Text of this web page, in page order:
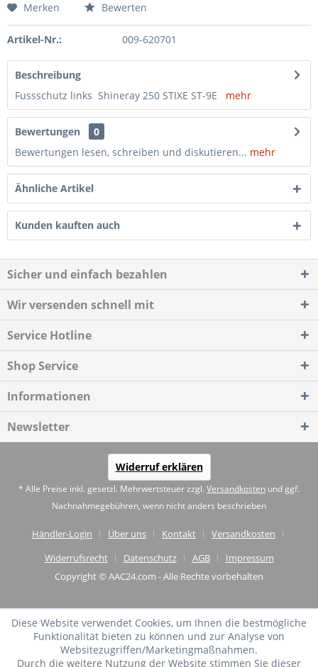
Merken Bewerten
Artikel-Nr.: 009-620701
Beschreibung
Fussschutz links Shineray 250 STIXE ST-9E mehr
Bewertungen
0
Bewertungen lesen, schreiben und diskutieren... mehr
Ähnliche Artikel
Kunden kauften auch
Sicher und einfach bezahlen
Wir versenden schnell mit
Service Hotline
Shop Service
Informationen
Newsletter
Widerruf erklären
* Alle Preise inkl. gesetzl. Mehrwertsteuer zzgl. Versandkosten und ggf.
Nachnahmegebühren, wenn nicht anders beschrieben
Händler-Login Über uns Kontakt
Versandkosten
Widerrufsrecht
Datenschutz AGB
Impressum
Copyright © AAC24.com - Alle Rechte vorbehalten
Diese Website verwendet Cookies, um Ihnen die bestmögliche
Funktionalität bieten zu können und zur Analyse von
Websitezugriffen/Marketingmaßnahmen.
Durch die weitere Nutzung der Website stimmen Sie dieser